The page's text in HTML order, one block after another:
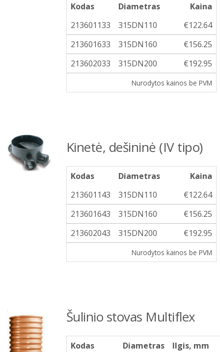
Kodas Diametras
Kaina
213601133
315DN110
€122.64
213601633
315DN160
€156.25
213602033
315DN200 €192.95
Nurodytos kainos be PVM
Kinetė, dešininė (IV tipo)
Kodas Diametras
Kaina
213601143
315DN110
€122.64
213601643
315DN160
€156.25
213602043
315DN200 €192.95
Nurodytos kainos be PVM
Šulinio stovas Multiflex
Kodas Diametras Ilgis, mm